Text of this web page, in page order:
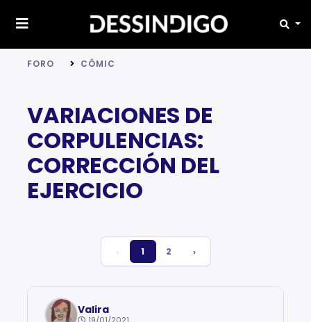
FORO CÓMIC
VARIACIONES DE
CORPULENCIAS:
CORRECCIÓN DEL
EJERCICIO
‹ 1 2 ›
Valira
19/01/2021